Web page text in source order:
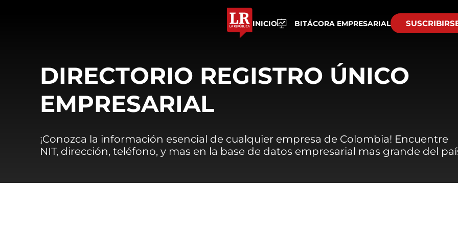
INICIO BITÁCORA EMPRESARIAL
DIRECTORIO REGISTRO ÚNICO
EMPRESARIAL
¡Conozca la información esencial de cualquier empresa de Colombia! Encuentre
NIT, dirección, teléfono, y mas en la base de datos empresarial mas grande del